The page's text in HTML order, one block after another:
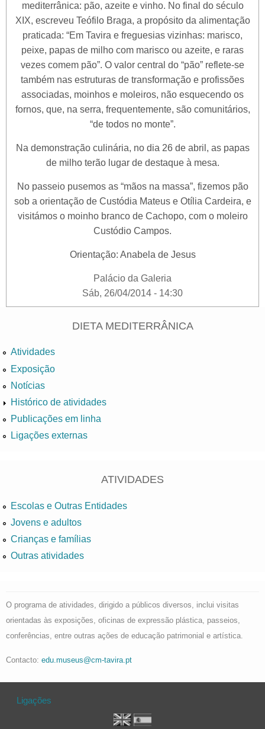
mediterrânica: pão, azeite e vinho. No final do século
XIX, escreveu Teófilo Braga, a propósito da alimentação
praticada: “Em Tavira e freguesias vizinhas: marisco,
peixe, papas de milho com marisco ou azeite, e raras
vezes comem pão”. O valor central do “pão” reflete-se
também nas estruturas de transformação e profissões
associadas, moinhos e moleiros, não esquecendo os
fornos, que, na serra, frequentemente, são comunitários,
“de todos no monte”.
Na demonstração culinária, no dia 26 de abril, as papas
de milho terão lugar de destaque à mesa.
No passeio pusemos as “mãos na massa”, fizemos pão
sob a orientação de Custódia Mateus e Otília Cardeira, e
visitámos o moinho branco de Cachopo, com o moleiro
Custódio Campos.
Orientação: Anabela de Jesus
Palácio da Galeria
Sáb, 26/04/2014 - 14:30
DIETA MEDITERRÂNICA
Atividades
Exposição
Notícias
Histórico de atividades
Publicações em linha
Ligações externas
ATIVIDADES
Escolas e Outras Entidades
Jovens e adultos
Crianças e famílias
Outras atividades
O programa de atividades, dirigido a públicos diversos, inclui visitas
orientadas às exposições, oficinas de expressão plástica, passeios,
conferências, entre outras ações de educação patrimonial e artística.
Contacto: edu.museus@cm-tavira.pt
Ligações